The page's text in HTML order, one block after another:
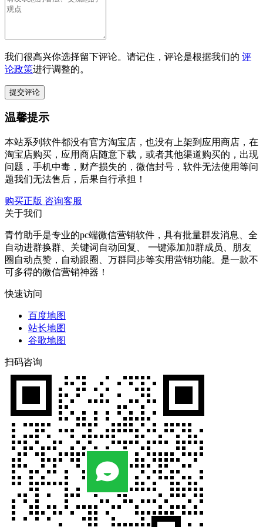
我们很高兴你选择留下评论。请记住，评论是根据我们的 评
论政策进行调整的。
温馨提示
本站系列软件都没有官方淘宝店，也没有上架到应用商店，在
淘宝店购买，应用商店随意下载，或者其他渠道购买的，出现
问题，手机中毒，财产损失的，微信封号，软件无法使用等问
题我们无法售后，后果自行承担！
购买正版 咨询客服
关于我们
青竹助手是专业的pc端微信营销软件，具有批量群发消息、全
自动进群换群、关键词自动回复、 一键添加加群成员、朋友
圈自动点赞，自动跟圈、万群同步等实用营销功能。是一款不
可多得的微信营销神器！
快速访问
百度地图
站长地图
谷歌地图
扫码咨询